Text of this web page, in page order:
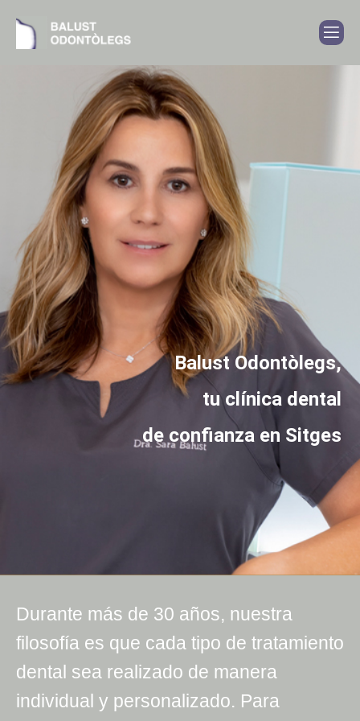
Balust Odontòlegs,
tu clínica dental
de confianza en Sitges
Durante más de 30 años, nuestra
filosofía es que cada tipo de tratamiento
dental sea realizado de manera
individual y personalizado. Para